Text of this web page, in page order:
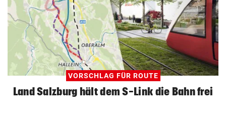
VORSCHLAG FÜR ROUTE
Land Salzburg hält dem S-Link die Bahn frei